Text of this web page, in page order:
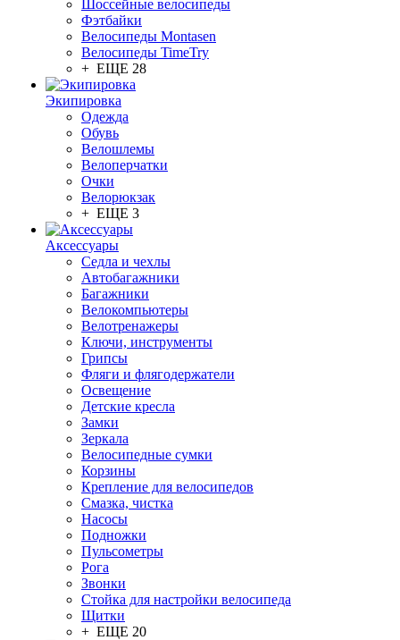
Шоссейные велосипеды
Фэтбайки
Велосипеды Montasen
Велосипеды TimeTry
+ ЕЩЕ 28
Экипировка
Одежда
Обувь
Велошлемы
Велоперчатки
Очки
Велорюкзак
+ ЕЩЕ 3
Аксессуары
Седла и чехлы
Автобагажники
Багажники
Велокомпьютеры
Велотренажеры
Ключи, инструменты
Грипсы
Фляги и флягодержатели
Освещение
Детские кресла
Замки
Зеркала
Велосипедные сумки
Корзины
Крепление для велосипедов
Смазка, чистка
Насосы
Подножки
Пульсометры
Рога
Звонки
Стойка для настройки велосипеда
Щитки
+ ЕЩЕ 20